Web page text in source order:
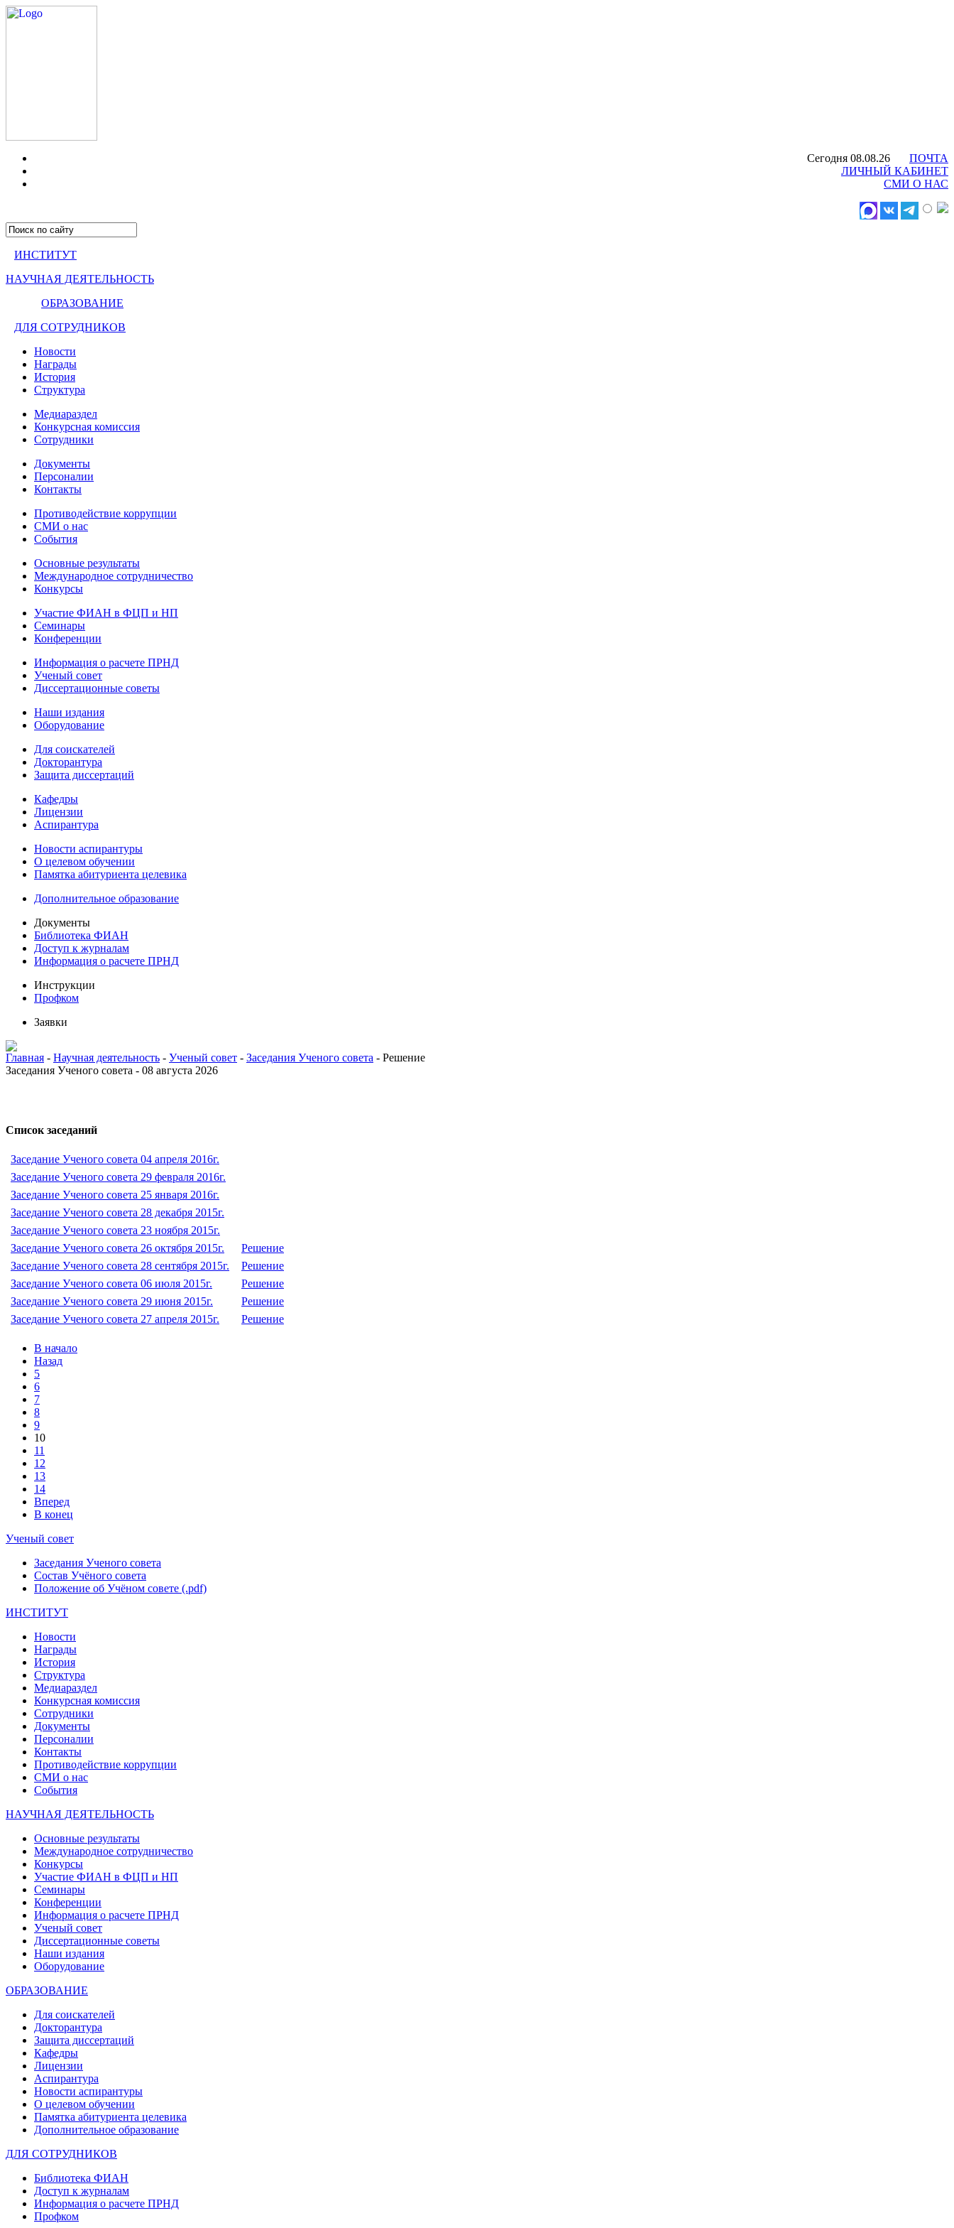
Сегодня 08.08.26
ПОЧТА
ЛИЧНЫЙ КАБИНЕТ
СМИ О НАС
ИНСТИТУТ
НАУЧНАЯ ДЕЯТЕЛЬНОСТЬ
ОБРАЗОВАНИЕ
ДЛЯ СОТРУДНИКОВ
Новости
Награды
История
Структура
Медиараздел
Конкурсная комиссия
Сотрудники
Документы
Персоналии
Контакты
Противодействие коррупции
СМИ о нас
События
Основные результаты
Международное сотрудничество
Конкурсы
Участие ФИАН в ФЦП и НП
Семинары
Конференции
Информация о расчете ПРНД
Ученый совет
Диссертационные советы
Наши издания
Оборудование
Для соискателей
Докторантура
Защита диссертаций
Кафедры
Лицензии
Аспирантура
Новости аспирантуры
О целевом обучении
Памятка абитуриента целевика
Дополнительное образование
Документы
Библиотека ФИАН
Доступ к журналам
Информация о расчете ПРНД
Инструкции
Профком
Заявки
Главная - Научная деятельность - Ученый совет - Заседания Ученого совета - Решение
Заседания Ученого совета - 08 августа 2026
Список заседаний
Заседание Ученого совета 04 апреля 2016г.
Заседание Ученого совета 29 февраля 2016г.
Заседание Ученого совета 25 января 2016г.
Заседание Ученого совета 28 декабря 2015г.
Заседание Ученого совета 23 ноября 2015г.
Заседание Ученого совета 26 октября 2015г.
Решение
Заседание Ученого совета 28 сентября 2015г.
Решение
Заседание Ученого совета 06 июля 2015г.
Решение
Заседание Ученого совета 29 июня 2015г.
Решение
Заседание Ученого совета 27 апреля 2015г.
Решение
В начало
Назад
5
6
7
8
9
10
11
12
13
14
Вперед
В конец
Ученый совет
Заседания Ученого совета
Состав Учёного совета
Положение об Учёном совете (.pdf)
ИНСТИТУТ
Новости
Награды
История
Структура
Медиараздел
Конкурсная комиссия
Сотрудники
Документы
Персоналии
Контакты
Противодействие коррупции
СМИ о нас
События
НАУЧНАЯ ДЕЯТЕЛЬНОСТЬ
Основные результаты
Международное сотрудничество
Конкурсы
Участие ФИАН в ФЦП и НП
Семинары
Конференции
Информация о расчете ПРНД
Ученый совет
Диссертационные советы
Наши издания
Оборудование
ОБРАЗОВАНИЕ
Для соискателей
Докторантура
Защита диссертаций
Кафедры
Лицензии
Аспирантура
Новости аспирантуры
О целевом обучении
Памятка абитуриента целевика
Дополнительное образование
ДЛЯ СОТРУДНИКОВ
Библиотека ФИАН
Доступ к журналам
Информация о расчете ПРНД
Профком